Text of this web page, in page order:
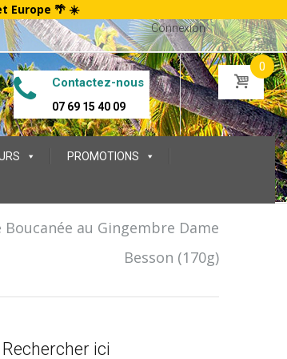
Europe 🌴 ☀️
Connexion
Contactez-nous
07 69 15 40 09
0
PROMOTIONS
Boucanée au Gingembre Dame
Besson (170g)
Rechercher ici